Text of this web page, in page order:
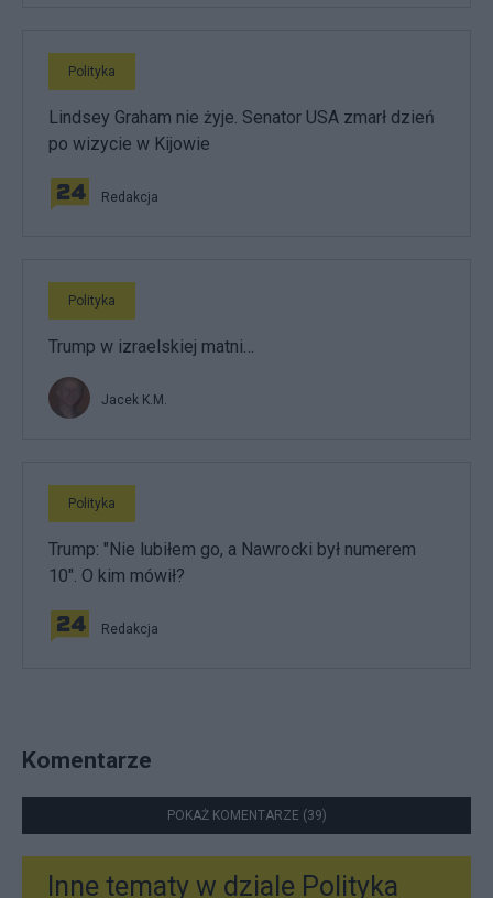
Polityka
Lindsey Graham nie żyje. Senator USA zmarł dzień
po wizycie w Kijowie
Redakcja
Polityka
Trump w izraelskiej matni…
Jacek K.M.
Polityka
Trump: "Nie lubiłem go, a Nawrocki był numerem
10". O kim mówił?
Redakcja
Komentarze
POKAŻ KOMENTARZE (39)
Inne tematy w dziale Polityka